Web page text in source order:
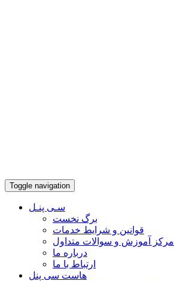
Toggle navigation
سـی پنـل
برگ نخست
قوانین و شرایط خدمات
مرکز آموزش و سوالات متداول
درباره ما
ارتباط با ما
هاست سی پنل